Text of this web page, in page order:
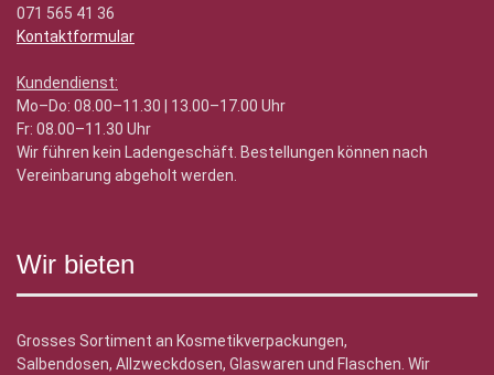
071 565 41 36
Kontaktformular
Kundendienst:
Mo–Do: 08.00–11.30 | 13.00–17.00 Uhr
Fr: 08.00–11.30 Uhr
Wir führen kein Ladengeschäft. Bestellungen können nach
Vereinbarung abgeholt werden.
Wir bieten
Grosses Sortiment an Kosmetikverpackungen,
Salbendosen, Allzweckdosen, Glaswaren und Flaschen. Wir